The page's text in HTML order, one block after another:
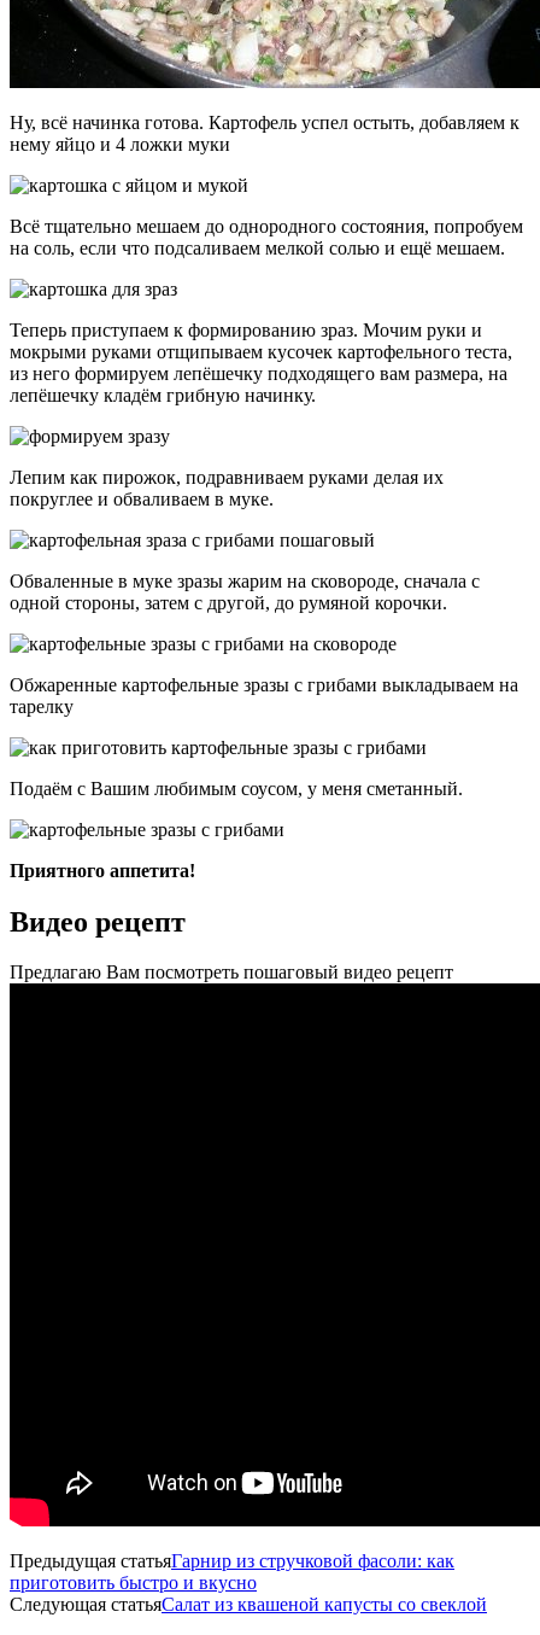
Ну, всё начинка готова. Картофель успел остыть, добавляем к
нему яйцо и 4 ложки муки
Всё тщательно мешаем до однородного состояния, попробуем
на соль, если что подсаливаем мелкой солью и ещё мешаем.
Теперь приступаем к формированию зраз. Мочим руки и
мокрыми руками отщипываем кусочек картофельного теста,
из него формируем лепёшечку подходящего вам размера, на
лепёшечку кладём грибную начинку.
Лепим как пирожок, подравниваем руками делая их
покруглее и обваливаем в муке.
Обваленные в муке зразы жарим на сковороде, сначала с
одной стороны, затем с другой, до румяной корочки.
Обжаренные картофельные зразы с грибами выкладываем на
тарелку
Подаём с Вашим любимым соусом, у меня сметанный.
Приятного аппетита!
Видео рецепт
Предлагаю Вам посмотреть пошаговый видео рецепт
Предыдущая статьяГарнир из стручковой фасоли: как
приготовить быстро и вкусно
Следующая статьяСалат из квашеной капусты со свеклой